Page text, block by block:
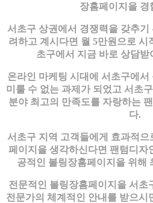
장홈페이지을 경
서초구 상권에서 경쟁력을 갖추
려하고 계시다면 월 5만원으로 시
초구에서 지금 바로 상담
온라인 마케팅 시대에 서초구에
미룰 수 없는 과제가 되었고 서초
분야 최고의 만족도를 자랑하는
다.
서초구 지역 고객들에게 효과적
페이지을 생각하신다면 팬텀디자
공적인 볼링장홈페이지을 위해
전문적인 볼링장홈페이지을 서초
전문가의 체계적인 안내를 받으시